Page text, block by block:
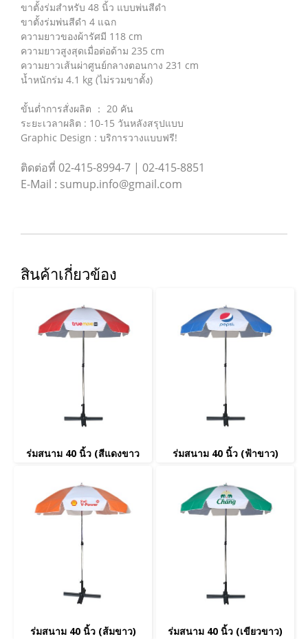
ขาตั้งร่มสำหรับ 48 นิ้ว แบบพ่นสีดำ
ขาตั้งร่มพ่นสีดำ 4 แฉก
ความยาวของผ้ารัศมี 118 cm
ความยาวสูงสุดเมื่อต่อด้าม 235 cm
ความยาวเส้นผ่าศูนย์กลางตอนกาง 231 cm
น้ำหนักร่ม 4.1 kg (ไม่รวมขาตั้ง)
ขั้นต่ำการสั่งผลิต ： 20 คัน
ระยะเวลาผลิต : 10-15 วันหลังสรุปแบบ
Graphic Design : บริการวางแบบฟรี!
ติดต่อที่ 02-415-8994-7 | 02-415-8851
E-Mail : sumup.info@gmail.com
สินค้าเกี่ยวข้อง
ร่มสนาม 40 นิ้ว (สีแดงขาว ร่มสนาม 40 นิ้ว (ฟ้าขาว)
ร่มสนาม 40 นิ้ว (ส้มขาว) ร่มสนาม 40 นิ้ว (เขียวขาว)